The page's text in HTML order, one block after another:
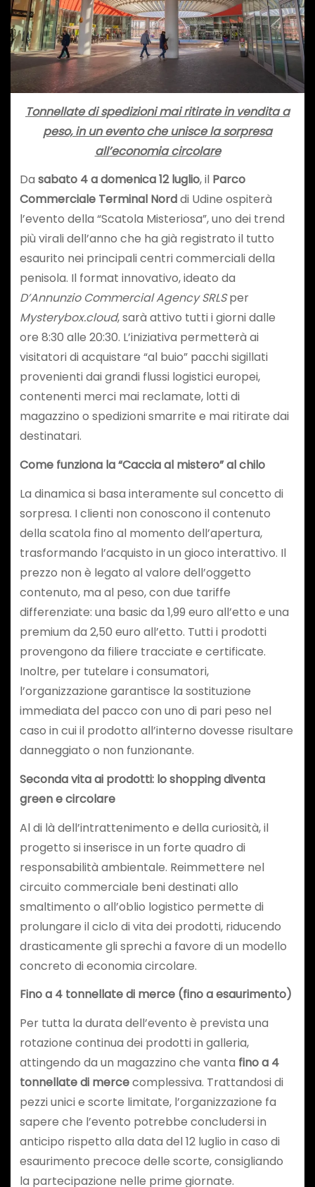
Tonnellate di spedizioni mai ritirate in vendita a
peso, in un evento che unisce la sorpresa
all’economia circolare
Da sabato 4 a domenica 12 luglio, il Parco
Commerciale Terminal Norddi Udine ospiterà
l’evento della “Scatola Misteriosa”, uno dei trend
più virali dell’anno che ha già registrato il tutto
esaurito nei principali centri commerciali della
penisola. Il format innovativo, ideato da
D’Annunzio Commercial Agency SRLSper
Mysterybox.cloud, sarà attivo tutti i giorni dalle
ore 8:30 alle 20:30. L’iniziativa permetterà ai
visitatori di acquistare “al buio” pacchi sigillati
provenienti dai grandi flussi logistici europei,
contenenti merci mai reclamate, lotti di
magazzino o spedizioni smarrite e mai ritirate dai
destinatari.
Come funziona la “Caccia al mistero” al chilo
La dinamica si basa interamente sul concetto di
sorpresa. I clienti non conoscono il contenuto
della scatola fino al momento dell’apertura,
trasformando l’acquisto in un gioco interattivo. Il
prezzo non è legato al valore dell’oggetto
contenuto, ma al peso, con due tariffe
differenziate: una basic da 1,99 euro all’etto e una
premium da 2,50 euro all’etto. Tutti i prodotti
provengono da filiere tracciate e certificate.
Inoltre, per tutelare i consumatori,
l’organizzazione garantisce la sostituzione
immediata del pacco con uno di pari peso nel
caso in cui il prodotto all’interno dovesse risultare
danneggiato o non funzionante.
Seconda vita ai prodotti: lo shopping diventa
green e circolare
Al di là dell’intrattenimento e della curiosità, il
progetto si inserisce in un forte quadro di
responsabilità ambientale. Reimmettere nel
circuito commerciale beni destinati allo
smaltimento o all’oblio logistico permette di
prolungare il ciclo di vita dei prodotti, riducendo
drasticamente gli sprechi a favore di un modello
concreto di economia circolare.
Fino a 4 tonnellate di merce (fino a esaurimento)
Per tutta la durata dell’evento è prevista una
rotazione continua dei prodotti in galleria,
attingendo da un magazzino che vanta fino a 4
tonnellate di mercecomplessiva. Trattandosi di
pezzi unici e scorte limitate, l’organizzazione fa
sapere che l’evento potrebbe concludersi in
anticipo rispetto alla data del 12 luglio in caso di
esaurimento precoce delle scorte, consigliando
la partecipazione nelle prime giornate.